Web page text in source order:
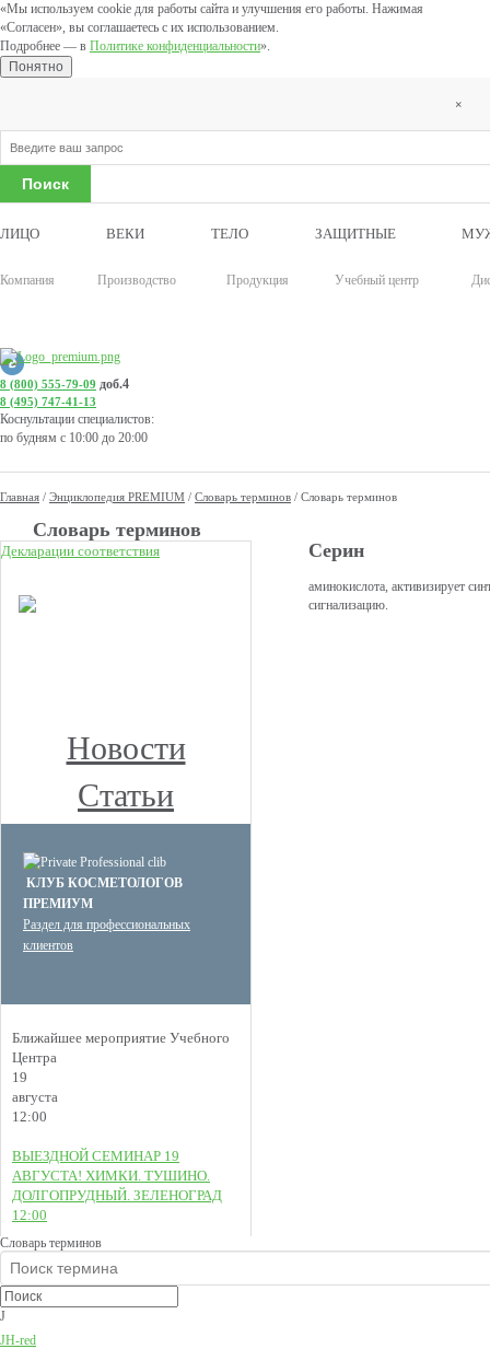
«Мы используем cookie для работы сайта и улучшения его работы. Нажимая
«Согласен», вы соглашаетесь с их использованием.
Подробнее — в Политике конфиденциальности».
Понятно
×
ЛИЦО ВЕКИ ТЕЛО ЗАЩИТНЫЕ
Компания Производство Продукция Учебный центр
8 (800) 555-79-09 доб.4
8 (495) 747-41-13
Коснультации специалистов:
по будням с 10:00 до 20:00
Главная / Энциклопедия PREMIUM / Словарь терминов / Словарь терминов
Cловарь терминов
Декларации соответствия
Новости
Статьи
КЛУБ КОСМЕТОЛОГОВ
ПРЕМИУМ
Раздел для профессиональных
клиентов
Ближайшее мероприятие Учебного
Центра
19
августа
12:00
ВЫЕЗДНОЙ СЕМИНАР 19
АВГУСТА! ХИМКИ. ТУШИНО.
ДОЛГОПРУДНЫЙ. ЗЕЛЕНОГРАД
12:00
Серин
аминокислота, активизирует
сигнализацию.
Словарь терминов
J
JH-red